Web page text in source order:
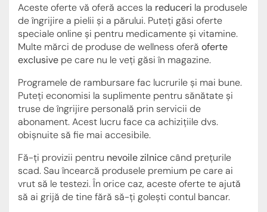
Aceste oferte vă oferă acces la reduceri la produsele
de îngrijire a pielii și a părului. Puteți găsi oferte
speciale online și pentru medicamente și vitamine.
Multe mărci de produse de wellness oferă oferte
exclusive pe care nu le veți găsi în magazine.
Programele de rambursare fac lucrurile și mai bune.
Puteți economisi la suplimente pentru sănătate și
truse de îngrijire personală prin servicii de
abonament. Acest lucru face ca achizițiile dvs.
obișnuite să fie mai accesibile.
Fă-ți provizii pentru nevoile zilnicecând prețurile
scad. Sau încearcă produsele premium pe care ai
vrut să le testezi. În orice caz, aceste oferte te ajută
să ai grijă de tine fără să-ți golești contul bancar.